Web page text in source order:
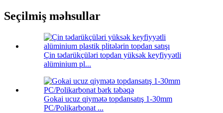
Seçilmiş məhsullar
Çin tədarükçüləri topdan yüksək keyfiyyətli
alüminium pl...
Gokai ucuz qiymətə topdansatış 1-30mm
PC/Polikarbonat ...